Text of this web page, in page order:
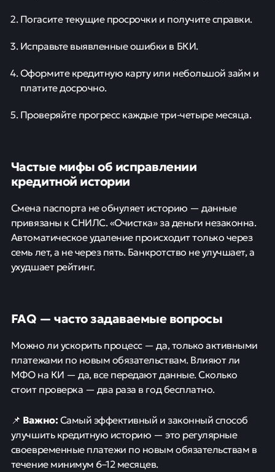
Погасите текущие просрочки и получите справки.
Исправьте выявленные ошибки в БКИ.
Оформите кредитную карту или небольшой займ и
платите досрочно.
Проверяйте прогресс каждые три-четыре месяца.
Частые мифы об исправлении
кредитной истории
Смена паспорта не обнуляет историю — данные
привязаны к СНИЛС. «Очистка» за деньги незаконна.
Автоматическое удаление происходит только через
семь лет, а не через пять. Банкротство не улучшает, а
ухудшает рейтинг.
FAQ — часто задаваемые вопросы
Можно ли ускорить процесс — да, только активными
платежами по новым обязательствам. Влияют ли
МФО на КИ — да, все передают данные. Сколько
стоит проверка — два раза в год бесплатно.
📌 Важно:Самый эффективный и законный способ
улучшить кредитную историю — это регулярные
своевременные платежи по новым обязательствам в
течение минимум 6–12 месяцев.